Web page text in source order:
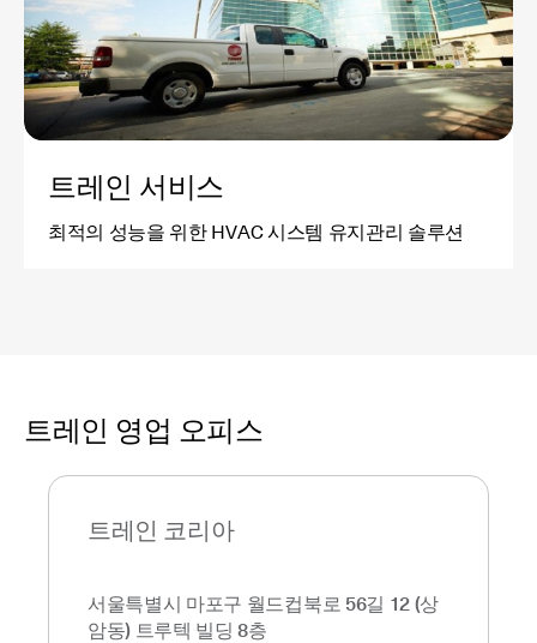
트레인 서비스
최적의 성능을 위한 HVAC 시스템 유지관리 솔루션
트레인 영업 오피스
트레인 코리아
서울특별시 마포구 월드컵북로 56길 12 (상
암동) 트루텍 빌딩 8층